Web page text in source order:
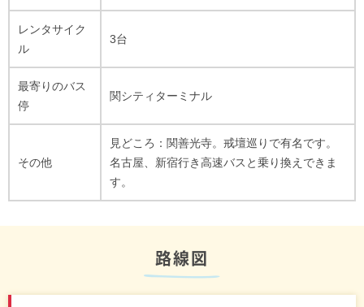
レンタサイク
ル
3台
最寄りのバス
停
関シティターミナル
その他
見どころ：関善光寺。戒壇巡りで有名です。
名古屋、新宿行き高速バスと乗り換えできま
す。
路線図